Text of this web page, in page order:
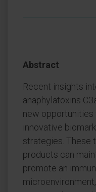
Abstract
Recent insights
anaphylatoxins
new
innovative
strategies. These
products can
promote an